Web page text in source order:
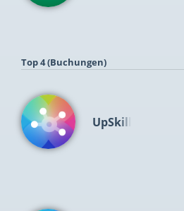
Top 4 (Buchungen)
UpSkill